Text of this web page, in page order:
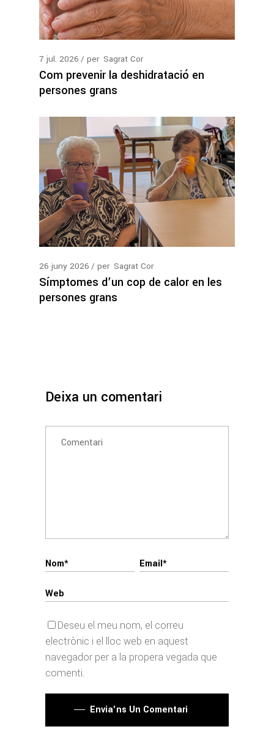
7 jul. 2026 per Sagrat Cor
Com prevenir la deshidratació en
persones grans
26 juny 2026 per Sagrat Cor
Símptomes d’un cop de calor en les
persones grans
Deixa un comentari
Deseu el meu nom, el correu
electrònic i el lloc web en aquest
navegador per a la propera vegada que
comenti.
Envia'ns Un Comentari